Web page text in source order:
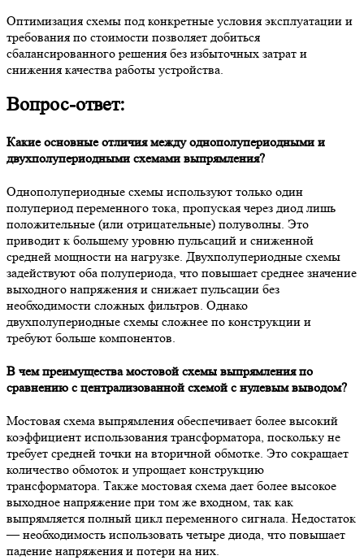
Оптимизация схемы под конкретные условия эксплуатации и
требования по стоимости позволяет добиться
сбалансированного решения без избыточных затрат и
снижения качества работы устройства.
Вопрос-ответ:
Какие основные отличия между однополупериодными и
двухполупериодными схемами выпрямления?
Однополупериодные схемы используют только один
полупериод переменного тока, пропуская через диод лишь
положительные (или отрицательные) полуволны. Это
приводит к большему уровню пульсаций и сниженной
средней мощности на нагрузке. Двухполупериодные схемы
задействуют оба полупериода, что повышает среднее значение
выходного напряжения и снижает пульсации без
необходимости сложных фильтров. Однако
двухполупериодные схемы сложнее по конструкции и
требуют больше компонентов.
В чем преимущества мостовой схемы выпрямления по
сравнению с централизованной схемой с нулевым выводом?
Мостовая схема выпрямления обеспечивает более высокий
коэффициент использования трансформатора, поскольку не
требует средней точки на вторичной обмотке. Это сокращает
количество обмоток и упрощает конструкцию
трансформатора. Также мостовая схема дает более высокое
выходное напряжение при том же входном, так как
выпрямляется полный цикл переменного сигнала. Недостаток
— необходимость использовать четыре диода, что повышает
падение напряжения и потери на них.